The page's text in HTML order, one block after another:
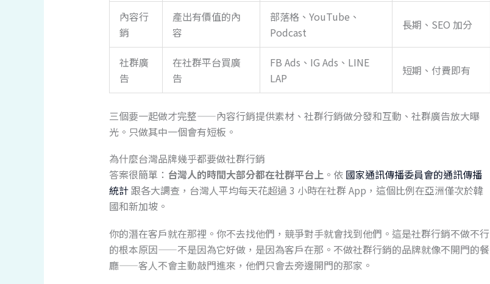
內容行
銷
產出有價值的內
容
部落格、YouTube、
Podcast
長期、SEO 加分
社群廣
告
在社群平台買廣
告
FB Ads、IG Ads、LINE
LAP
短期、付費即有
三個要一起做才完整——內容行銷提供素材、社群行銷做分發和互動、社群廣告放大曝
光。只做其中一個會有短板。
為什麼台灣品牌幾乎都要做社群行銷
答案很簡單： 台灣人的時間大部分都在社群平台上。依 國家通訊傳播委員會的通訊傳播
統計跟各大調查，台灣人平均每天花超過 3 小時在社群 App，這個比例在亞洲僅次於韓
國和新加坡。
你的潛在客戶就在那裡。你不去找他們，競爭對手就會找到他們。這是社群行銷不做不行
的根本原因——不是因為它好做，是因為客戶在那。不做社群行銷的品牌就像不開門的餐
廳——客人不會主動敲門進來，他們只會去旁邊開門的那家。